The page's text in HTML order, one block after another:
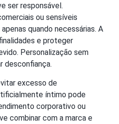
ser responsável.
ou sensíveis
quando necessárias. A
e proteger
Personalização sem
desconfiança.
excesso de
íntimo pode
corporativo ou
combinar com a marca e